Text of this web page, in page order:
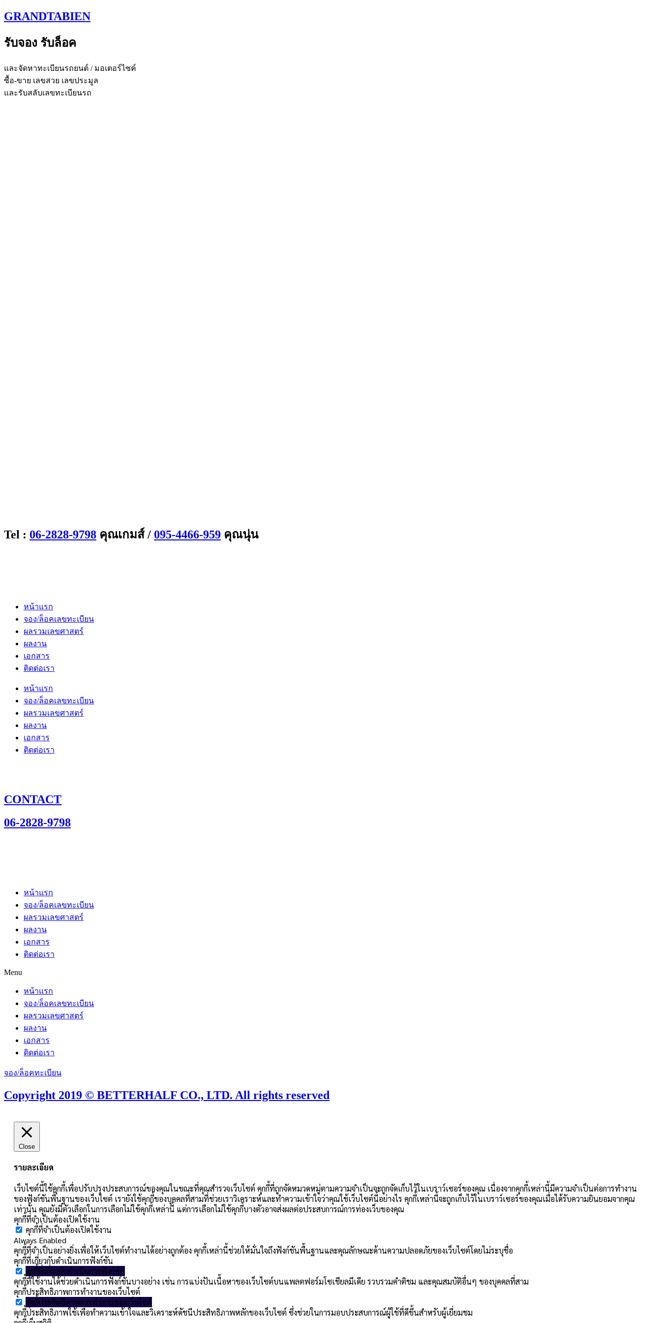
Skip
to
GRANDTABIEN
รับจอง รับล็อค
และจัดหาทะเบียนรถยนต์ / มอเตอร์ไซค์
ซื้อ-ขาย เลขสวย เลขประมูล
และรับสลับเลขทะเบียนรถ
Tel : 06-2828-9798 คุณเกมส์ / 095-4466-959 คุณนุ่น
หน้าแรก
จอง/ล็อคเลขทะเบียน
ผลรวมเลขศาสตร์
ผลงาน
เอกสาร
ติดต่อเรา
หน้าแรก
จอง/ล็อคเลขทะเบียน
ผลรวมเลขศาสตร์
ผลงาน
เอกสาร
ติดต่อเรา
CONTACT
06-2828-9798
หน้าแรก
จอง/ล็อคเลขทะเบียน
ผลรวมเลขศาสตร์
ผลงาน
เอกสาร
ติดต่อเรา
Menu
หน้าแรก
จอง/ล็อคเลขทะเบียน
ผลรวมเลขศาสตร์
ผลงาน
เอกสาร
ติดต่อเรา
จอง/ล็อคทะเบียน
Copyright 2019 © BETTERHALF CO., LTD. All rights reserved
Close
รายละเอียด
เว็บไซต์นี้ใช้คุกกี้เพื่อปรับปรุงประสบการณ์ของคุณในขณะที่คุณสำรวจเว็บไซต์ คุกกี้ที่ถูกจัดหมวดหมู่ตามความจำเป็นจะถูกจัดเก็บไว้ในเบราว์เซอร์ของคุณ เนื่องจากคุกกี้เหล่านี้มีความจำเป็นต่อการทำงาน
ของฟังก์ชันพื้นฐานของเว็บไซต์ เรายังใช้คุกกี้ของบุคคลที่สามที่ช่วยเราวิเคราะห์และทำความเข้าใจว่าคุณใช้เว็บไซต์นี้อย่างไร คุกกี้เหล่านี้จะถูกเก็บไว้ในเบราว์เซอร์ของคุณเมื่อได้รับความยินยอมจากคุณ
เท่านั้น คุณยังมีตัวเลือกในการเลือกไม่ใช้คุกกี้เหล่านี้ แต่การเลือกไม่ใช้คุกกี้บางตัวอาจส่งผลต่อประสบการณ์การท่องเว็บของคุณ
คุกกี้ที่จำเป็นต้องเปิดใช้งาน
คุกกี้ที่จำเป็นต้องเปิดใช้งาน
Always Enabled
คุกกี้ที่จำเป็นอย่างยิ่งเพื่อให้เว็บไซต์ทำงานได้อย่างถูกต้อง คุกกี้เหล่านี้ช่วยให้มั่นใจถึงฟังก์ชันพื้นฐานและคุณลักษณะด้านความปลอดภัยของเว็บไซต์โดยไม่ระบุชื่อ
คุกกี้ที่เกี่ยวกับดำเนินการฟังก์ชัน
คุกกี้ที่เกี่ยวกับดำเนินการฟังก์ชัน
คุกกี้ที่ใช้งานได้ช่วยดำเนินการฟังก์ชันบางอย่าง เช่น การแบ่งปันเนื้อหาของเว็บไซต์บนแพลตฟอร์มโซเชียลมีเดีย รวบรวมคำติชม และคุณสมบัติอื่นๆ ของบุคคลที่สาม
คุกกี้ประสิทธิภาพการทำงานของเว็บไซต์
คุกกี้ประสิทธิภาพการทำงานของเว็บไซต์
คุกกี้ประสิทธิภาพใช้เพื่อทำความเข้าใจและวิเคราะห์ดัชนีประสิทธิภาพหลักของเว็บไซต์ ซึ่งช่วยในการมอบประสบการณ์ผู้ใช้ที่ดีขึ้นสำหรับผู้เยี่ยมชม